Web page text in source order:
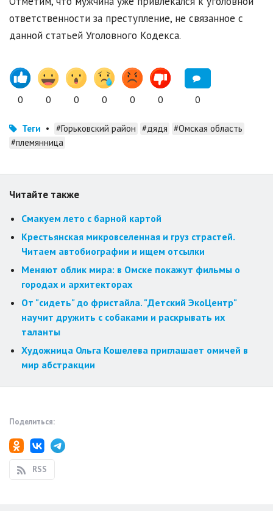
ответственности за преступление, не связанное с
данной статьей Уголовного Кодекса.
0 0 0 0 0 0 0
Теги • #Горьковский район #дядя #Омская область
#племянница
Читайте также
Смакуем лето с барной картой
Крестьянская микровселенная и груз страстей.
Читаем автобиографии и ищем отсылки
Меняют облик мира: в Омске покажут фильмы о
городах и архитекторах
От "сидеть" до фристайла. "Детский ЭкоЦентр"
научит дружить с собаками и раскрывать их
таланты
Художница Ольга Кошелева приглашает омичей в
мир абстракции
Поделиться:
RSS